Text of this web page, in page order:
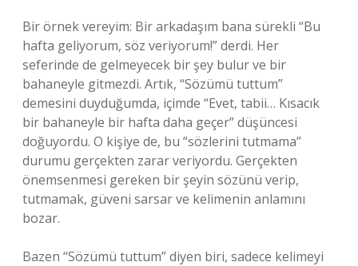
Bir örnek vereyim: Bir arkadaşım bana sürekli “Bu
hafta geliyorum, söz veriyorum!” derdi. Her
seferinde de gelmeyecek bir şey bulur ve bir
bahaneyle gitmezdi. Artık, “Sözümü tuttum”
demesini duyduğumda, içimde “Evet, tabii… Kısacık
bir bahaneyle bir hafta daha geçer” düşüncesi
doğuyordu. O kişiye de, bu “sözlerini tutmama”
durumu gerçekten zarar veriyordu. Gerçekten
önemsenmesi gereken bir şeyin sözünü verip,
tutmamak, güveni sarsar ve kelimenin anlamını
bozar.
Bazen “Sözümü tuttum” diyen biri, sadece kelimeyi